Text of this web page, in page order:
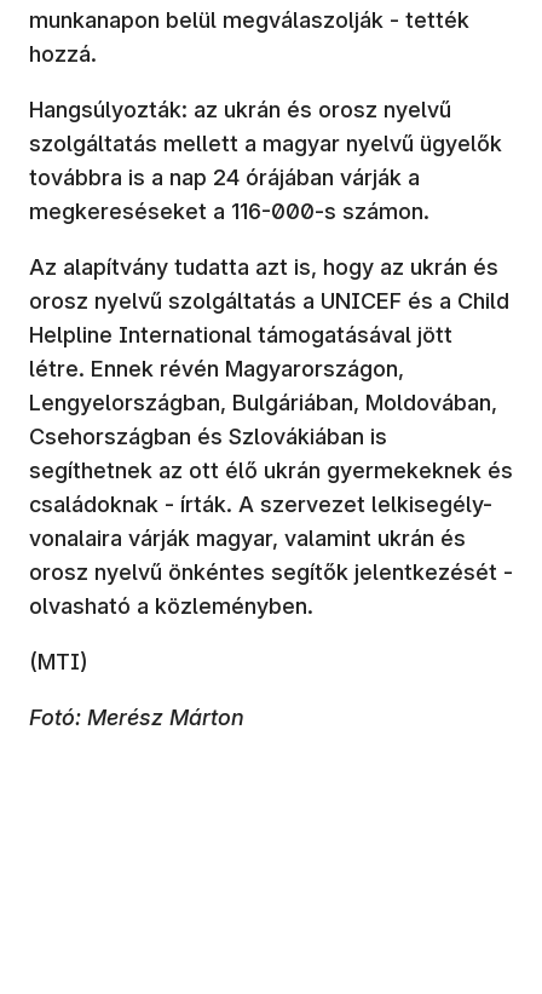
munkanapon belül megválaszolják - tették
hozzá.
Hangsúlyozták: az ukrán és orosz nyelvű
szolgáltatás mellett a magyar nyelvű ügyelők
továbbra is a nap 24 órájában várják a
megkereséseket a 116-000-s számon.
Az alapítvány tudatta azt is, hogy az ukrán és
orosz nyelvű szolgáltatás a UNICEF és a Child
Helpline International támogatásával jött
létre. Ennek révén Magyarországon,
Lengyelországban, Bulgáriában, Moldovában,
Csehországban és Szlovákiában is
segíthetnek az ott élő ukrán gyermekeknek és
családoknak - írták. A szervezet lelkisegély-
vonalaira várják magyar, valamint ukrán és
orosz nyelvű önkéntes segítők jelentkezését -
olvasható a közleményben.
(MTI)
Fotó: Merész Márton